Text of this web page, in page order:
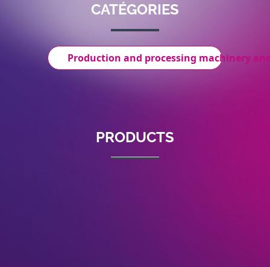
CATÉGORIES
Production and processing machinery
PRODUCTS